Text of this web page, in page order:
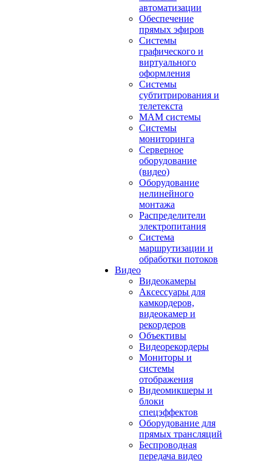
автоматизации
Обеспечение
прямых эфиров
Системы
графического и
виртуального
оформления
Системы
субтитрирования и
телетекста
MAM системы
Системы
мониторинга
Серверное
оборудование
(видео)
Оборудование
нелинейного
монтажа
Распределители
электропитания
Система
маршрутизации и
обработки потоков
Видео
Видеокамеры
Аксессуары для
камкордеров,
видеокамер и
рекордеров
Объективы
Видеорекордеры
Мониторы и
системы
отображения
Видеомикшеры и
блоки
спецэффектов
Оборудование для
прямых трансляций
Беспроводная
передача видео